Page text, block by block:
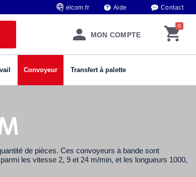
elcom.fr Aide Contact
MON COMPTE
Convoyeur Transfert à palette
de pièces. Ces convoyeurs à bande sont
les vitesse 2, 9 et 24 m/min, et les longueurs 1000,